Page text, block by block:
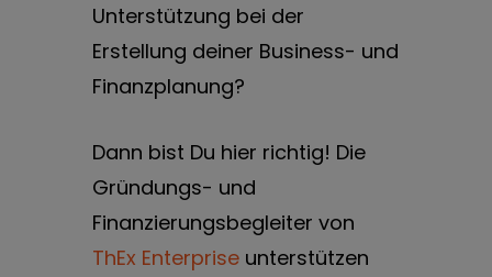
Unterstützung bei der
Erstellung deiner Business- und
Finanzplanung?
Dann bist Du hier richtig! Die
Gründungs- und
Finanzierungsbegleiter von
ThEx Enterprise unterstützen